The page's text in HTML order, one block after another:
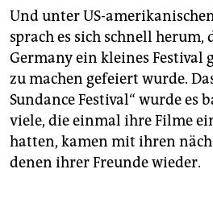
Und unter US-
sprach es sich schnell herum,
Germany ein kleines Festival
zu machen gefeiert wurde.
Sundance Festival“ wurde es
viele, die einmal ihre Filme
hatten, kamen mit ihren
denen ihrer Freunde wieder.